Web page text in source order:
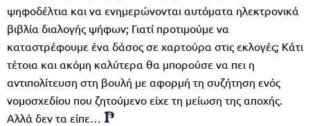
ψηφοδέλτια και να ενημερώνονται αυτόματα ηλεκτρονικά
βιβλία διαλογής ψήφων; Γιατί προτιμούμε να
καταστρέφουμε ένα δάσος σε χαρτούρα στις εκλογές; Κάτι
τέτοια και ακόμη καλύτερα θα μπορούσε να πει η
αντιπολίτευση στη βουλή με αφορμή τη συζήτηση ενός
νομοσχεδίου που ζητούμενο είχε τη μείωση της αποχής.
Αλλά δεν τα είπε…